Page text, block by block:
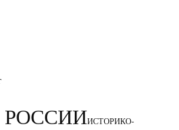
РОССИИИСТОРИКО-